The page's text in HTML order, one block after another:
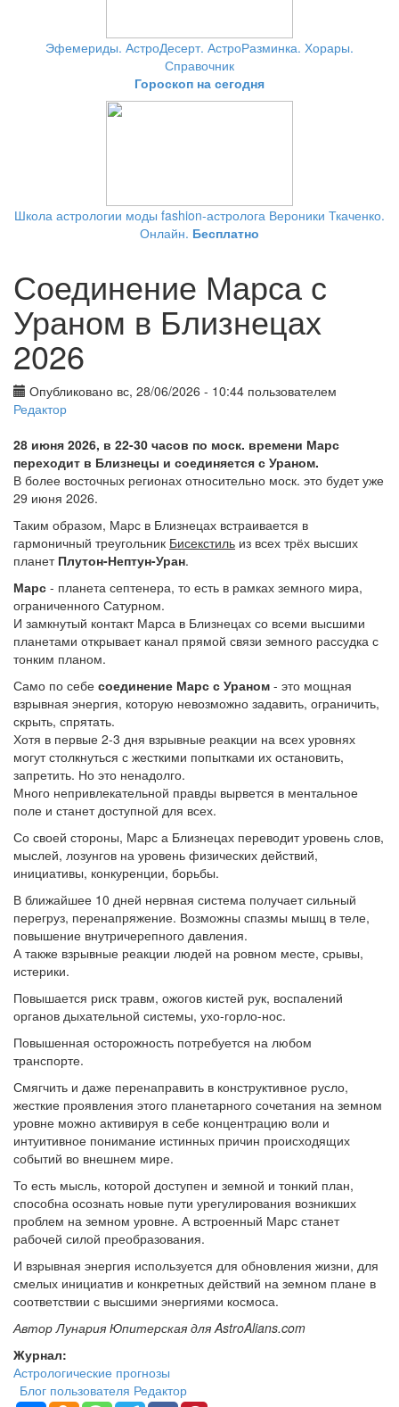
Эфемериды. АстроДесерт. АстроРазминка. Хорары.
Справочник
Гороскоп на сегодня
Школа астрологии моды fashion-астролога Вероники Ткаченко.
Онлайн. Бесплатно
Соединение Марса с
Ураном в Близнецах
2026
Опубликовано вс, 28/06/2026 - 10:44 пользователем
Редактор
28 июня 2026, в 22-30 часов по моск. времени Марс
переходит в Близнецы и соединяется с Ураном.
В более восточных регионах относительно моск. это будет уже
29 июня 2026.
Таким образом, Марс в Близнецах встраивается в
гармоничный треугольник Бисекстиль из всех трёх высших
планет Плутон-Нептун-Уран.
Марс - планета септенера, то есть в рамках земного мира,
ограниченного Сатурном.
И замкнутый контакт Марса в Близнецах со всеми высшими
планетами открывает канал прямой связи земного рассудка с
тонким планом.
Само по себе соединение Марс с Ураном - это мощная
взрывная энергия, которую невозможно задавить, ограничить,
скрыть, спрятать.
Хотя в первые 2-3 дня взрывные реакции на всех уровнях
могут столкнуться с жесткими попытками их остановить,
запретить. Но это ненадолго.
Много непривлекательной правды вырвется в ментальное
поле и станет доступной для всех.
Со своей стороны, Марс а Близнецах переводит уровень слов,
мыслей, лозунгов на уровень физических действий,
инициативы, конкуренции, борьбы.
В ближайшее 10 дней нервная система получает сильный
перегруз, перенапряжение. Возможны спазмы мышц в теле,
повышение внутричерепного давления.
А также взрывные реакции людей на ровном месте, срывы,
истерики.
Повышается риск травм, ожогов кистей рук, воспалений
органов дыхательной системы, ухо-горло-нос.
Повышенная осторожность потребуется на любом
транспорте.
Смягчить и даже перенаправить в конструктивное русло,
жесткие проявления этого планетарного сочетания на земном
уровне можно активируя в себе концентрацию воли и
интуитивное понимание истинных причин происходящих
событий во внешнем мире.
То есть мысль, которой доступен и земной и тонкий план,
способна осознать новые пути урегулирования возникших
проблем на земном уровне. А встроенный Марс станет
рабочей силой преобразования.
И взрывная энергия используется для обновления жизни, для
смелых инициатив и конкретных действий на земном плане в
соответствии с высшими энергиями космоса.
Автор Лунария Юпитерская для AstroAlians.com
Журнал:
Астрологические прогнозы
Блог пользователя Редактор